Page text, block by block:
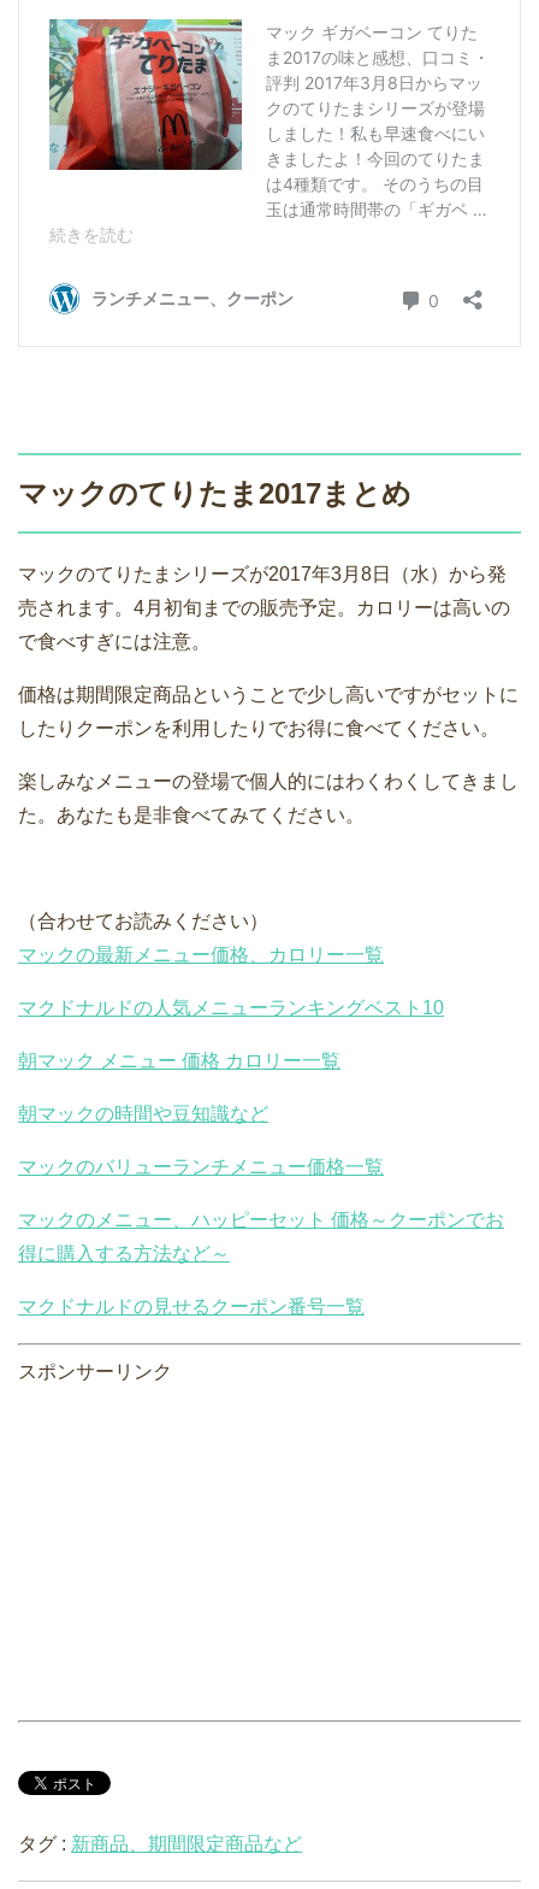
マックのてりたま2017まとめ
マックのてりたまシリーズが2017年3月8日（水）から発
売されます。4月初旬までの販売予定。カロリーは高いの
で食べすぎには注意。
価格は期間限定商品ということで少し高いですがセットに
したりクーポンを利用したりでお得に食べてください。
楽しみなメニューの登場で個人的にはわくわくしてきまし
た。あなたも是非食べてみてください。
（合わせてお読みください）
マックの最新メニュー価格、カロリー一覧
マクドナルドの人気メニューランキングベスト10
朝マック メニュー 価格 カロリー一覧
朝マックの時間や豆知識など
マックのバリューランチメニュー価格一覧
マックのメニュー、ハッピーセット 価格～クーポンでお
得に購入する方法など～
マクドナルドの見せるクーポン番号一覧
スポンサーリンク
タグ : 新商品、期間限定商品など